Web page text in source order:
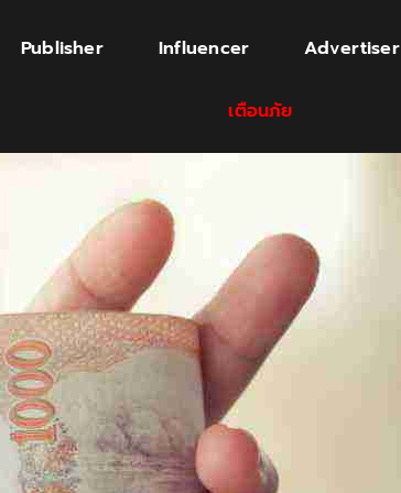
Publisher Influencer Advertiser
เตือนภัย